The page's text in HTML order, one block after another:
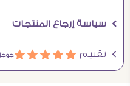
Ö سياسة إرجاع المنتجات
Ö تقييم ááááá